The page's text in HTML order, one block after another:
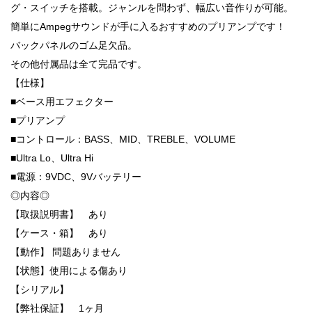
グ・スイッチを搭載。ジャンルを問わず、幅広い音作りが可能。
簡単にAmpegサウンドが手に入るおすすめのプリアンプです！
バックパネルのゴム足欠品。
その他付属品は全て完品です。
【仕様】
■ベース用エフェクター
■プリアンプ
■コントロール：BASS、MID、TREBLE、VOLUME
■Ultra Lo、Ultra Hi
■電源：9VDC、9Vバッテリー
◎内容◎
【取扱説明書】 あり
【ケース・箱】 あり
【動作】 問題ありません
【状態】使用による傷あり
【シリアル】
【弊社保証】 1ヶ月